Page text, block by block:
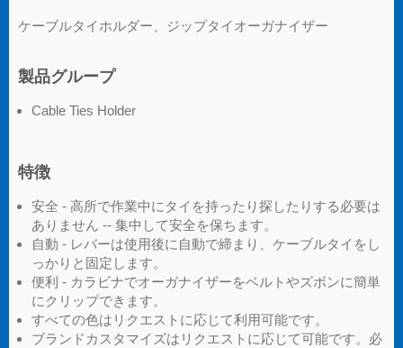
ケーブルタイホルダー、ジップタイオーガナイザー
製品グループ
Cable Ties Holder
特徴
安全 - 高所で作業中にタイを持ったり探したりする必要は
ありません -- 集中して安全を保ちます。
自動 - レバーは使用後に自動で締まり、ケーブルタイをし
っかりと固定します。
便利 - カラビナでオーガナイザーをベルトやズボンに簡単
にクリップできます。
すべての色はリクエストに応じて利用可能です。
ブランドカスタマイズはリクエストに応じて可能です。必